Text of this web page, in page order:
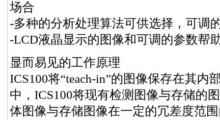
场合
-多种的分析处理算法可供选择，可调
-LCD液晶显示的图像和可调的参数帮
显而易见的工作原理
ICS100将“teach-in”的图像保存在其内
中，ICS100将现有检测图像与存储的
体图像与存储图像在一定的冗差度范